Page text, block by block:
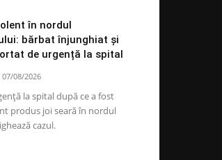
în nordul
bărbat înjunghiat și
de urgență la spital
07/08/2026
la spital după ce a fost
produs joi seară în nordul
cazul.